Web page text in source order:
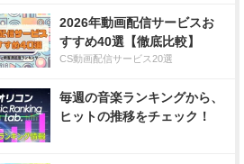
2026年動画配信サービスお
すすめ40選【徹底比較】
CS動画配信サービス20選
毎週の音楽ランキングから、
ヒットの推移をチェック！